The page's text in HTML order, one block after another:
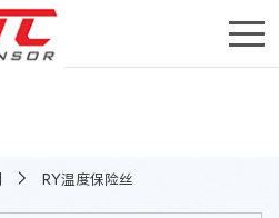
RY温度保险丝